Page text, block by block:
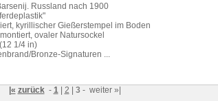
Russland nach 1900
kyrillischer Gießerstempel im Boden
ovaler Natursockel
1/4 in)
Bronze-Signaturen ...
|« zurück- 1| 2 3 - weiter »|